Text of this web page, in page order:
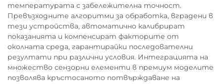
температурата с забележителна точност.
Превъзходните алгоритми за обработка, вградени в
тези устройства, автоматично калибрират
показанията и компенсират факторите от
околната среда, гарантирайки последователни
резултати при различни условия. Интеграцията на
множество сензорни елементи в премиум моделите
позволява кръстосаното потвърждаване на